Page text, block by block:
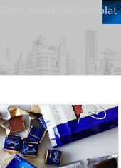
»Tags» feuille de chocolat